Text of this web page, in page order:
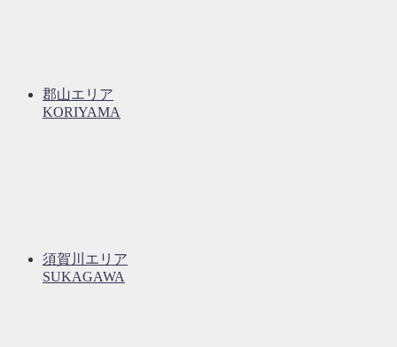
郡山エリア
KORIYAMA
須賀川エリア
SUKAGAWA